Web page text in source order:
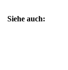
Siehe auch: